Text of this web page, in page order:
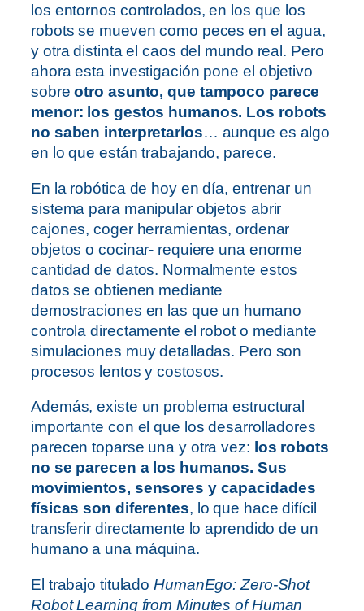
los entornos controlados, en los que los
robots se mueven como peces en el agua,
y otra distinta el caos del mundo real. Pero
ahora esta investigación pone el objetivo
sobreotro asunto, que tampoco parece
menor: los gestos humanos. Los robots
no saben interpretarlos… aunque es algo
en lo que están trabajando, parece.
En la robótica de hoy en día, entrenar un
sistema para manipular objetos abrir
cajones, coger herramientas, ordenar
objetos o cocinar- requiere una enorme
cantidad de datos. Normalmente estos
datos se obtienen mediante
demostraciones en las que un humano
controla directamente el robot o mediante
simulaciones muy detalladas. Pero son
procesos lentos y costosos.
Además, existe un problema estructural
importante con el que los desarrolladores
parecen toparse una y otra vez: los robots
no se parecen a los humanos. Sus
movimientos, sensores y capacidades
físicas son diferentes, lo que hace difícil
transferir directamente lo aprendido de un
humano a una máquina.
El trabajo titulado HumanEgo: Zero-Shot
Robot Learning from Minutes of Human